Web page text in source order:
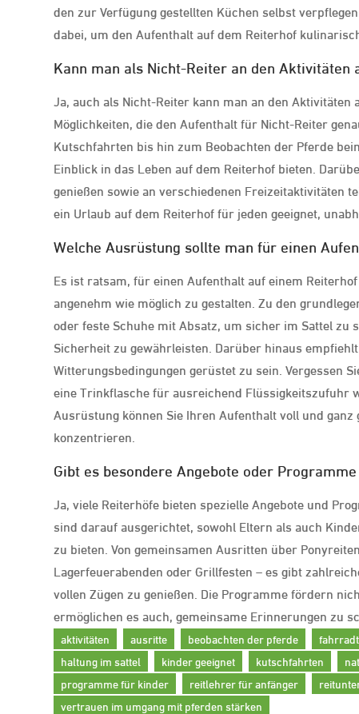
den zur Verfügung gestellten Küchen selbst
dabei, um den Aufenthalt auf dem Reiterhof
Kann man als Nicht-Reiter an den
Ja, auch als Nicht-Reiter kann man an den
Möglichkeiten, die den Aufenthalt für Nicht-Reiter
Kutschfahrten bis hin zum Beobachten der Pferde
Einblick in das Leben auf dem Reiterhof bieten.
genießen sowie an verschiedenen Freizeitaktivitäten
ein Urlaub auf dem Reiterhof für jeden geeignet,
Welche Ausrüstung sollte man für einen
Es ist ratsam, für einen Aufenthalt auf einem
angenehm wie möglich zu gestalten. Zu den
oder feste Schuhe mit Absatz, um sicher im Sattel
Sicherheit zu gewährleisten. Darüber hinaus
Witterungsbedingungen gerüstet zu sein. Vergessen
eine Trinkflasche für ausreichend Flüssigkeitszufuhr
Ausrüstung können Sie Ihren Aufenthalt voll und
konzentrieren.
Gibt es besondere Angebote oder
Ja, viele Reiterhöfe bieten spezielle Angebote und
sind darauf ausgerichtet, sowohl Eltern als auch
zu bieten. Von gemeinsamen Ausritten über
Lagerfeuerabenden oder Grillfesten – es gibt
vollen Zügen zu genießen. Die Programme fördern
ermöglichen es auch, gemeinsame Erinnerungen zu
aktivitäten ausritte beobachten der pferde
haltung im sattel
kinder geeignet kutschfahrten
programme für kinder
reitlehrer für anfänger
vertrauen im umgang mit pferden stärken